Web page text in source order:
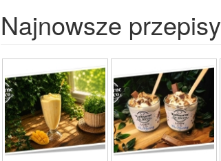
Najnowsze przepisy